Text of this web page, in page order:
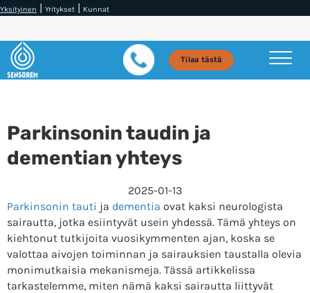
Yksityinen | Yritykset | Kunnat
Tilaa tästä
Parkinsonin taudin ja
dementian yhteys
2025-01-13
Parkinsonin tauti ja dementia ovat kaksi neurologista
sairautta, jotka esiintyvät usein yhdessä. Tämä yhteys on
kiehtonut tutkijoita vuosikymmenten ajan, koska se
valottaa aivojen toiminnan ja sairauksien taustalla olevia
monimutkaisia mekanismeja. Tässä artikkelissa
tarkastelemme, miten nämä kaksi sairautta liittyvät